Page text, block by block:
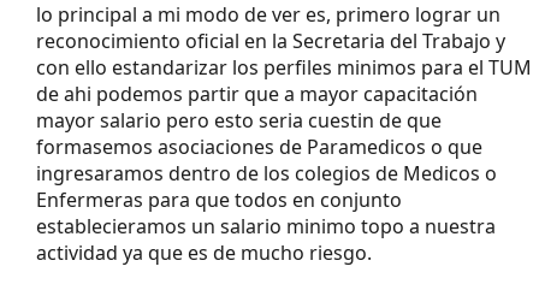
lo principal a mi modo de ver es, primero lograr un
reconocimiento oficial en la Secretaria del Trabajo y
con ello estandarizar los perfiles minimos para el TUM
de ahi podemos partir que a mayor capacitación
mayor salario pero esto seria cuestin de que
formasemos asociaciones de Paramedicos o que
ingresaramos dentro de los colegios de Medicos o
Enfermeras para que todos en conjunto
establecieramos un salario minimo topo a nuestra
actividad ya que es de mucho riesgo.